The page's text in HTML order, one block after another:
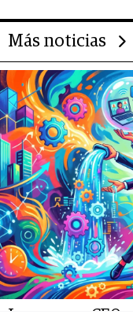
Más noticias